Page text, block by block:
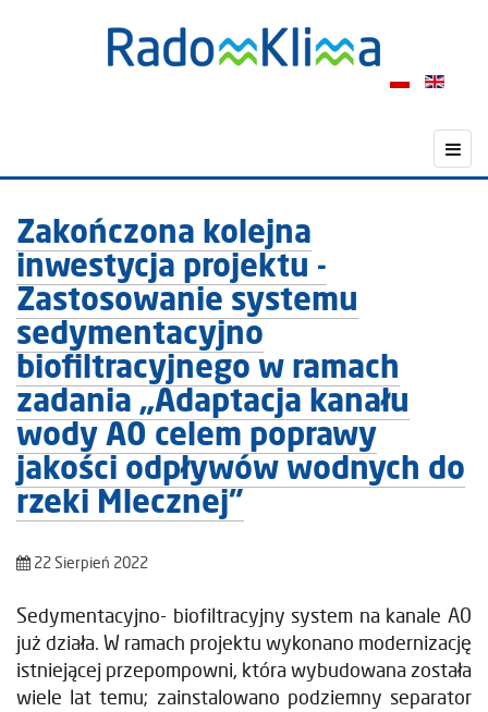
Zakończona kolejna
inwestycja projektu -
Zastosowanie systemu
sedymentacyjno
biofiltracyjnego w ramach
zadania „Adaptacja kanału
wody A0 celem poprawy
jakości odpływów wodnych do
rzeki Mlecznej”
22 Sierpień 2022
Sedymentacyjno- biofiltracyjny system na kanale A0
już działa. W ramach projektu wykonano modernizację
istniejącej przepompowni, która wybudowana została
wiele lat temu; zainstalowano podziemny separator